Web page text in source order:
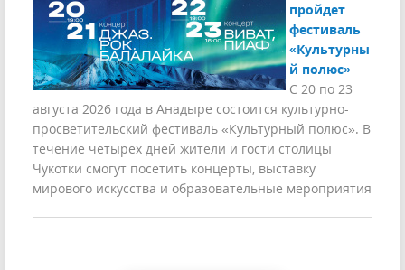
пройдет
фестиваль
«Культурны
й полюс»
С 20 по 23
августа 2026 года в Анадыре состоится культурно-
просветительский фестиваль «Культурный полюс». В
течение четырех дней жители и гости столицы
Чукотки смогут посетить концерты, выставку
мирового искусства и образовательные мероприятия